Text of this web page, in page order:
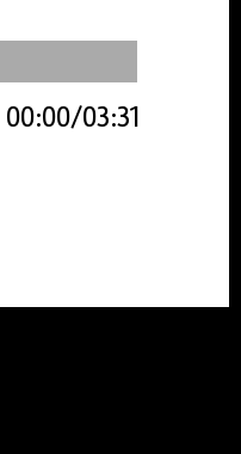
03:31
00:00